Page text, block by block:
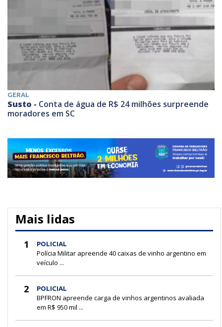
GERAL
Susto - Conta de água de R$ 24 milhões surpreende
moradores em SC
Mais lidas
1 POLICIAL
Polícia Militar apreende 40 caixas de vinho argentino em
veículo ...
2 POLICIAL
BPFRON apreende carga de vinhos argentinos avaliada
em R$ 950 mil ...